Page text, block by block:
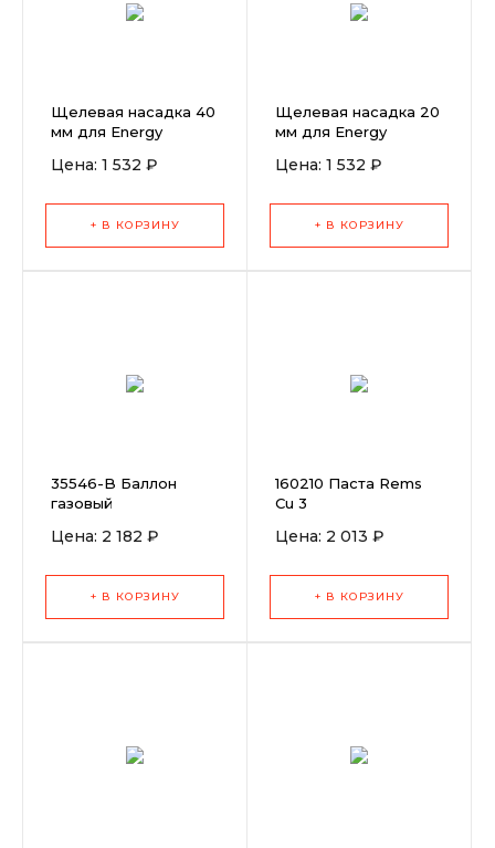
Щелевая насадка 40
мм для Energy
Цена: 1 532 ₽
+ В КОРЗИНУ
Щелевая насадка 20
мм для Energy
Цена: 1 532 ₽
+ В КОРЗИНУ
35546-B Баллон
газовый
Propanegas
Цена: 2 182 ₽
+ В КОРЗИНУ
160210 Паста Rems
Cu 3
Цена: 2 013 ₽
+ В КОРЗИНУ